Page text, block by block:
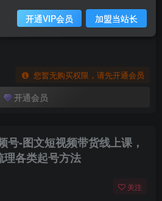
查看
会员专属资源
您暂无购买权限，请先开通会员
开通会员
号-图文短视频带货线上课，
各类起号方法
关注
开通VIP会员 加盟当站长